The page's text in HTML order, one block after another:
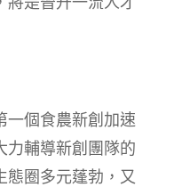
一個食農新創加速
力輔導新創團隊的
態圈多元蓬勃，又